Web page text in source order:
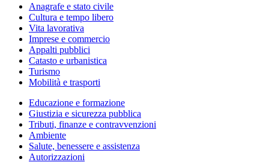
Anagrafe e stato civile
Cultura e tempo libero
Vita lavorativa
Imprese e commercio
Appalti pubblici
Catasto e urbanistica
Turismo
Mobilità e trasporti
Educazione e formazione
Giustizia e sicurezza pubblica
Tributi, finanze e contravvenzioni
Ambiente
Salute, benessere e assistenza
Autorizzazioni